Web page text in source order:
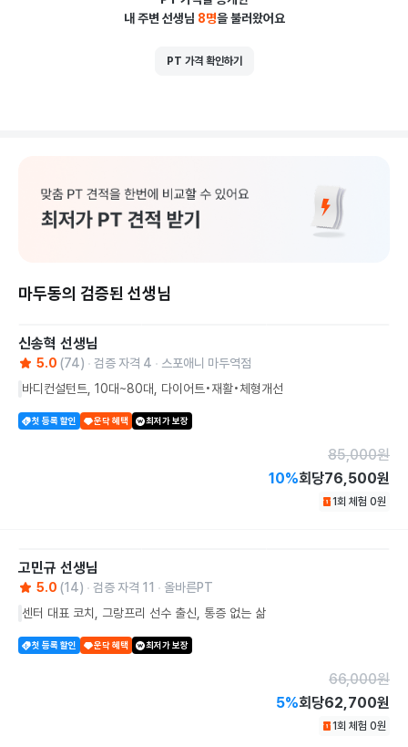
내 주변 선생님 8명을 불러왔어요
PT 가격 확인하기
마두동의 검증된 선생님
신송혁 선생님
5.0 (74) 검증 자격 4
스포애니 마두역점
바디컨설턴트, 10대~80대, 다이어트•재활•체형개선
첫 등록 할인 운닥 혜택 최저가 보장
85,000원
10%회당76,500원
1회 체험 0원
고민규 선생님
5.0 (14) 검증 자격 11
올바른PT
센터 대표 코치, 그랑프리 선수 출신, 통증 없는 삶
첫 등록 할인 운닥 혜택 최저가 보장
66,000원
5%회당62,700원
1회 체험 0원